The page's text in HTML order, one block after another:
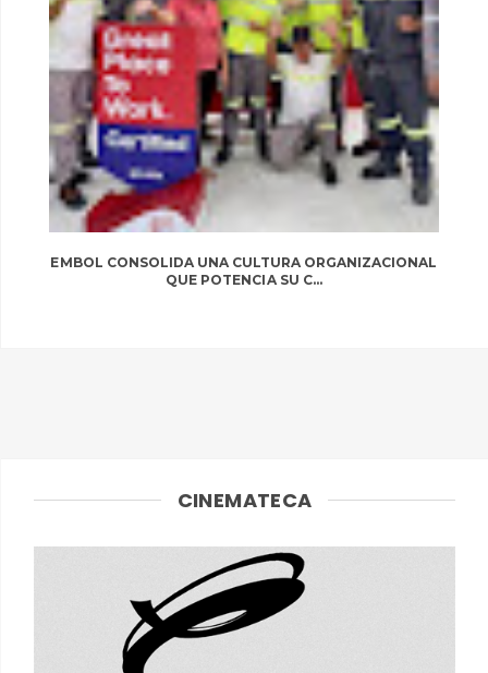
EMBOL CONSOLIDA UNA CULTURA ORGANIZACIONAL
QUE POTENCIA SU C...
CINEMATECA